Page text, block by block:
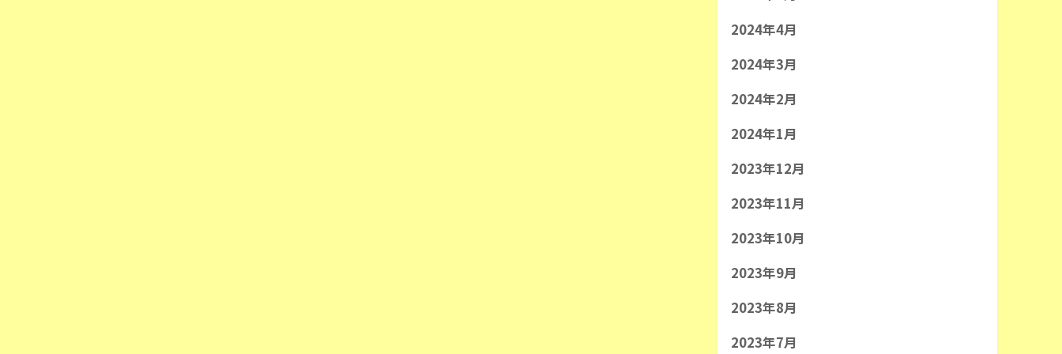
2024年4月
2024年3月
2024年2月
2024年1月
2023年12月
2023年11月
2023年10月
2023年9月
2023年8月
2023年7月